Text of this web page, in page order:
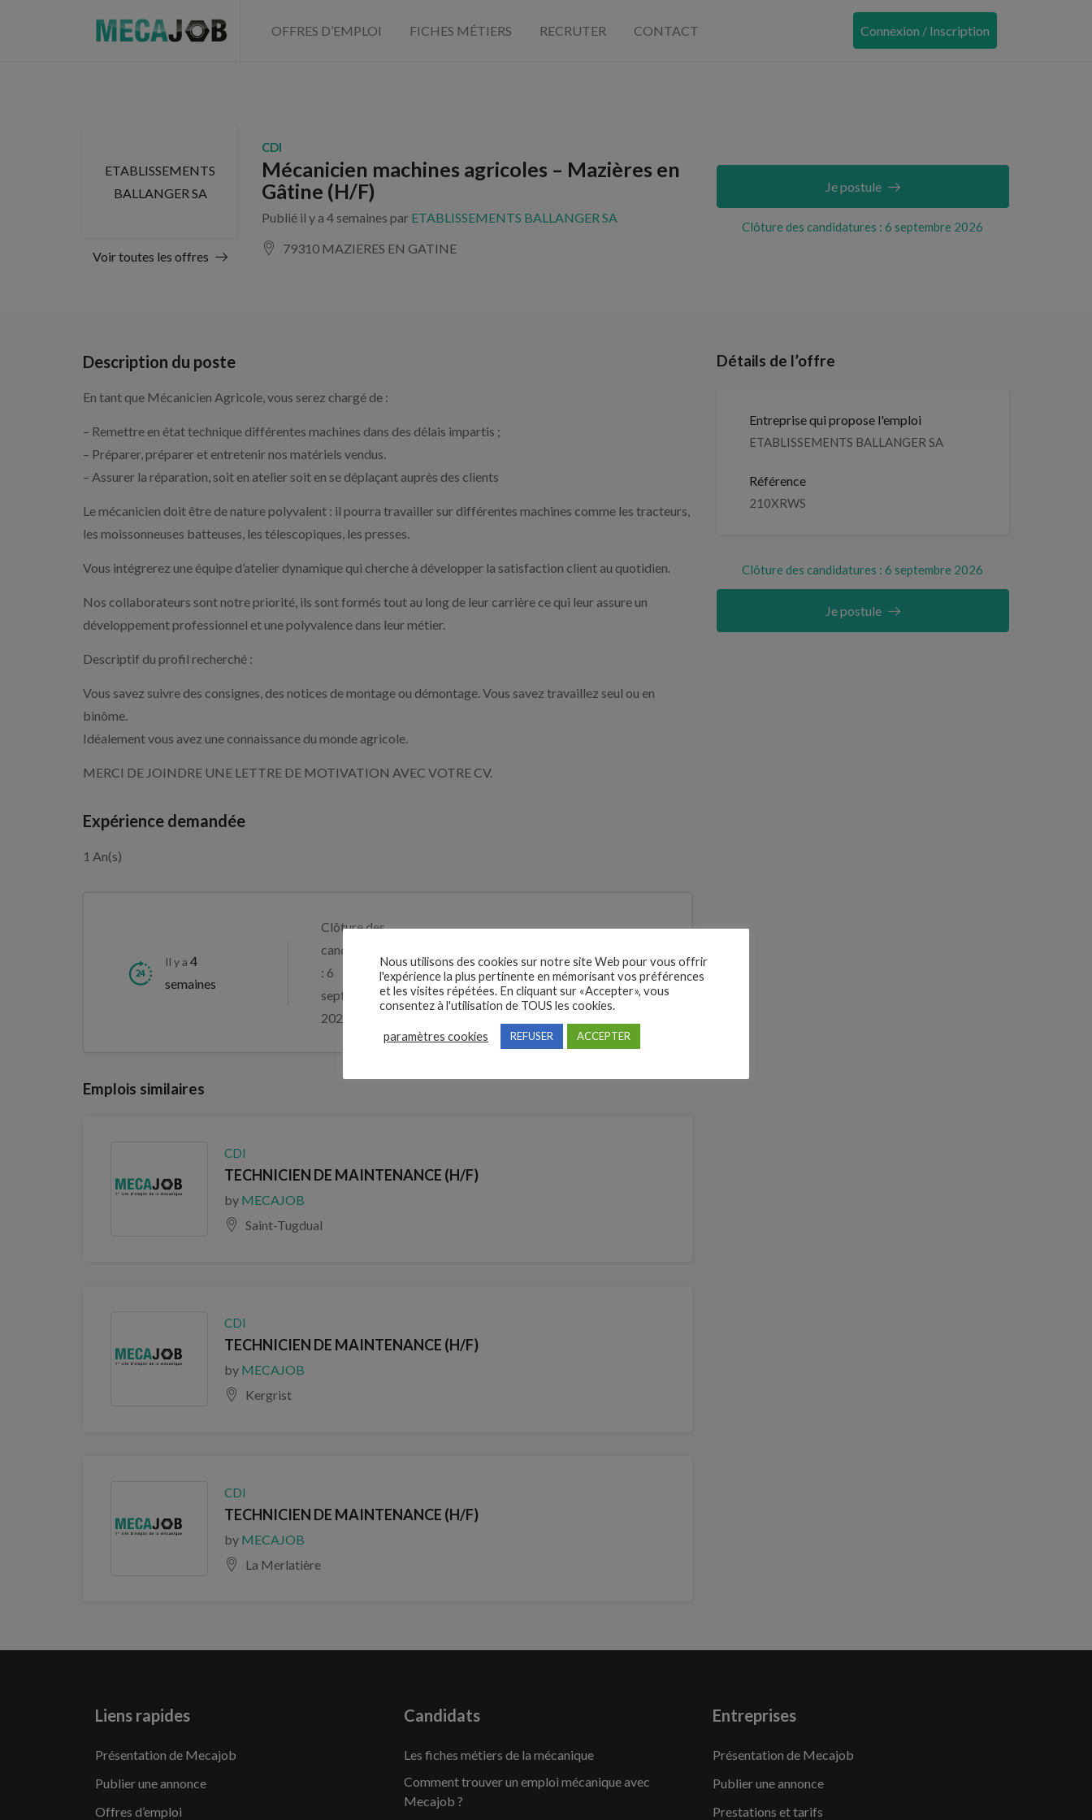
OFFRES D’EMPLOI FICHES MÉTIERS RECRUTER CONTACT Connexion / Inscription
ETABLISSEMENTS
BALLANGER SA
Voir toutes les offres
CDI
Mécanicien machines agricoles – Mazières en
Gâtine (H/F)
Publié il y a 4 semaines par ETABLISSEMENTS BALLANGER SA
79310 MAZIERES EN GATINE
Clôture des candidatures : 6 septembre 2026
Je postule
Description du poste
En tant que Mécanicien Agricole, vous serez chargé de :
– Remettre en état technique différentes machines dans des délais impartis ;
– Préparer, préparer et entretenir nos matériels vendus.
– Assurer la réparation, soit en atelier soit en se déplaçant auprès des clients
Le mécanicien doit être de nature polyvalent : il pourra travailler sur différentes machines comme les tracteurs,
les moissonneuses batteuses, les télescopiques, les presses.
Vous intégrerez une équipe d’atelier dynamique qui cherche à développer la satisfaction client au quotidien.
Nos collaborateurs sont notre priorité, ils sont formés tout au long de leur carrière ce qui leur assure un
développement professionnel et une polyvalence dans leur métier.
Descriptif du profil recherché :
Vous savez suivre des consignes, des notices de montage ou démontage. Vous savez travaillez seul ou en
binôme.
Idéalement vous avez une connaissance du monde agricole.
MERCI DE JOINDRE UNE LETTRE DE MOTIVATION AVEC VOTRE CV.
Expérience demandée
1 An(s)
Il y a 4
semaines
Clôture des
candidatures
: 6
septembre
2026
Je postule
Emplois similaires
CDI
TECHNICIEN DE MAINTENANCE (H/F)
by MECAJOB
Saint-Tugdual
CDI
TECHNICIEN DE MAINTENANCE (H/F)
by MECAJOB
Kergrist
CDI
TECHNICIEN DE MAINTENANCE (H/F)
by MECAJOB
La Merlatière
Détails de l’offre
Entreprise qui propose l'emploi
ETABLISSEMENTS BALLANGER SA
Référence
210XRWS
Clôture des candidatures : 6 septembre 2026
Je postule
Liens rapides
Présentation de Mecajob
Publier une annonce
Offres d’emploi
Candidats
Les fiches métiers de la mécanique
Comment trouver un emploi mécanique avec
Mecajob ?
Entreprises
Présentation de Mecajob
Publier une annonce
Prestations et tarifs
Nous utilisons des cookies sur notre site Web pour vous offrir
l'expérience la plus pertinente en mémorisant vos préférences
et les visites répétées. En cliquant sur «Accepter», vous
consentez à l'utilisation de TOUS les cookies.
paramètres cookies REFUSER ACCEPTER